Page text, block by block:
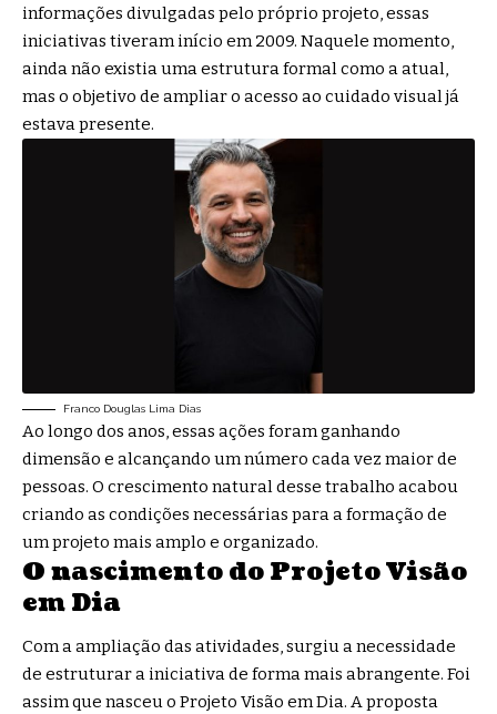
informações divulgadas pelo próprio projeto, essas
iniciativas tiveram início em 2009. Naquele momento,
ainda não existia uma estrutura formal como a atual,
mas o objetivo de ampliar o acesso ao cuidado visual já
estava presente.
Franco Douglas Lima Dias
Ao longo dos anos, essas ações foram ganhando
dimensão e alcançando um número cada vez maior de
pessoas. O crescimento natural desse trabalho acabou
criando as condições necessárias para a formação de
um projeto mais amplo e organizado.
O nascimento do Projeto Visão
em Dia
Com a ampliação das atividades, surgiu a necessidade
de estruturar a iniciativa de forma mais abrangente. Foi
assim que nasceu o Projeto Visão em Dia. A proposta